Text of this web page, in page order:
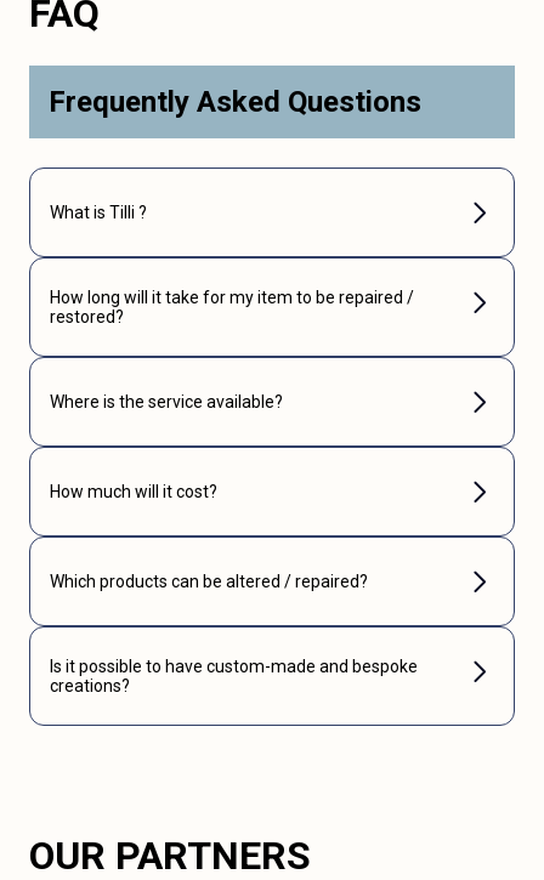
FAQ
Frequently Asked Questions
What is Tilli ?
How long will it take for my item to be repaired /
restored?
Where is the service available?
How much will it cost?
Which products can be altered / repaired?
Is it possible to have custom-made and bespoke
creations?
OUR PARTNERS